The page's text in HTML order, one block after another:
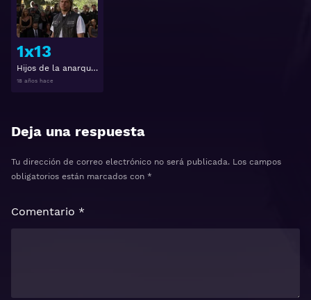
1x13
Hijos de la anarquía 1x13
18 años hace
Deja una respuesta
Tu dirección de correo electrónico no será publicada. Los campos
obligatorios están marcados con *
Comentario *